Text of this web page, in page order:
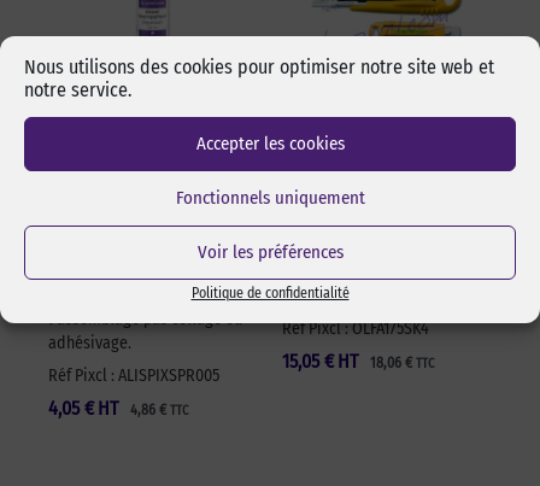
Nous utilisons des cookies pour optimiser notre site web et
notre service.
Accepter les cookies
Fonctionnels uniquement
Voir les préférences
Politique de confidentialité
Alcool isopropylique
by-pixcl en spray de
Spray de 50 ml d’alcool
isopropylique de marque
l’assemblage pas collage ou
adhésivage.
Réf Pixcl : ALISPIXSPR005
4,05 € 4,86 € TTC
HT
Cutter sécurité Olfa
17,5 mm SK-4 Green
Cutter sécurité Olfa SK-4
Green pour lames 17,5 mm.
Changement de lame rapide
ABS 100% recyclé. Ambidextre.
Réf Pixcl : OLFA175SK4
15,05 € 18,06 € TTC
HT